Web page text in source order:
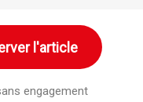
l'article
engagement